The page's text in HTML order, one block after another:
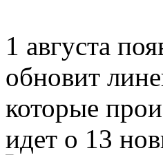
1 августа
обновит
которые
идет о 13